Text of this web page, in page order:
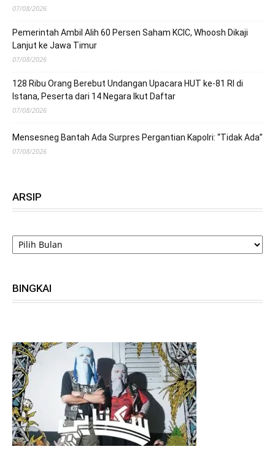
07/08/2026
Pemerintah Ambil Alih 60 Persen Saham KCIC, Whoosh Dikaji
Lanjut ke Jawa Timur
07/08/2026
128 Ribu Orang Berebut Undangan Upacara HUT ke-81 RI di
Istana, Peserta dari 14 Negara Ikut Daftar
07/08/2026
Mensesneg Bantah Ada Surpres Pergantian Kapolri: “Tidak Ada”
07/08/2026
ARSIP
ARSIP
BINGKAI